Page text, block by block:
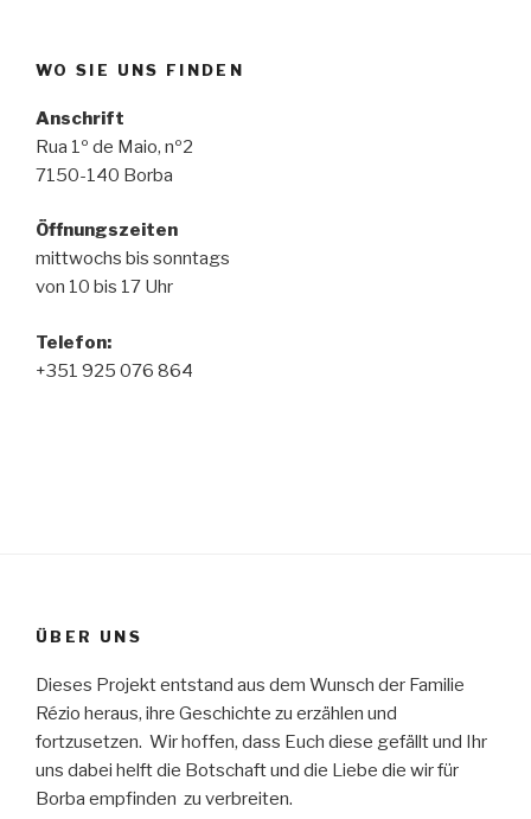
WO SIE UNS FINDEN
Anschrift
Rua 1º de Maio, nº2
7150-140 Borba
Öffnungszeiten
mittwochs bis sonntags
von 10 bis 17 Uhr
Telefon:
+351 925 076 864
ÜBER UNS
Dieses Projekt entstand aus dem Wunsch der Familie
Rézio heraus, ihre Geschichte zu erzählen und
fortzusetzen. Wir hoffen, dass Euch diese gefällt und Ihr
uns dabei helft die Botschaft und die Liebe die wir für
Borba empfinden zu verbreiten.